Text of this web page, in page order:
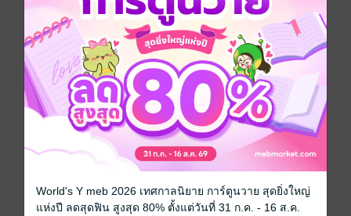
World's Y meb 2026 เทศกาลนิยาย การ์ตูนวาย สุดยิ่งใหญ่
แห่งปี ลดสุดฟิน สูงสุด 80% ตั้งแต่วันที่ 31 ก.ค. - 16 ส.ค.